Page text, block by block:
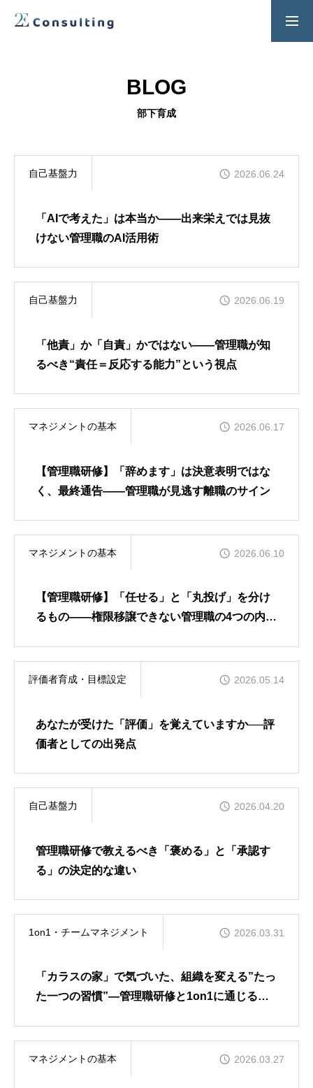
人材育成／経営サポートプログラム
CONTENTS
2E Consulting の人材育成について
COMPANY
会社概要と代表紹介
BLOG
部下育成
自己基盤力 2026.06.24
「AIで考えた」は本当か――出来栄えでは見抜
けない管理職のAI活用術
自己基盤力 2026.06.19
「他責」か「自責」かではない――管理職が知
るべき“責任＝反応する能力”という視点
マネジメントの基本 2026.06.17
【管理職研修】「辞めます」は決意表明ではな
く、最終通告――管理職が見逃す離職のサイン
マネジメントの基本 2026.06.10
【管理職研修】「任せる」と「丸投げ」を分け
るもの――権限移譲できない管理職の4つの内な
評価者育成・目標設定 2026.05.14
あなたが受けた「評価」を覚えていますか──評
価者としての出発点
自己基盤力 2026.04.20
管理職研修で教えるべき「褒める」と「承認す
る」の決定的な違い
1on1・チームマネジメント 2026.03.31
「カラスの家」で気づいた、組織を変える”たっ
た一つの習慣”―管理職研修と1on1に通じる、
マネジメントの基本 2026.03.27